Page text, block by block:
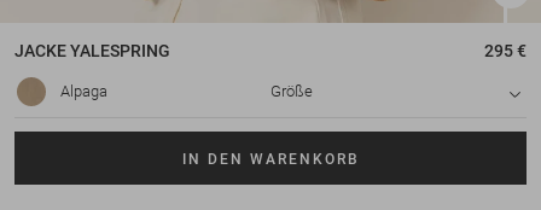
JACKEYALESPRING 295 €
Alpaga Größe
IN DEN WARENKORB